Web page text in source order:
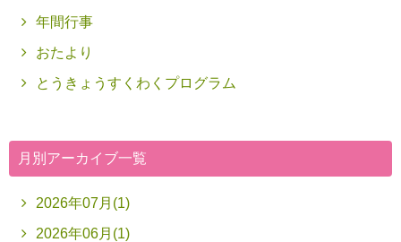
年間行事
おたより
とうきょうすくわくプログラム
月別アーカイブ一覧
2026年07月(1)
2026年06月(1)